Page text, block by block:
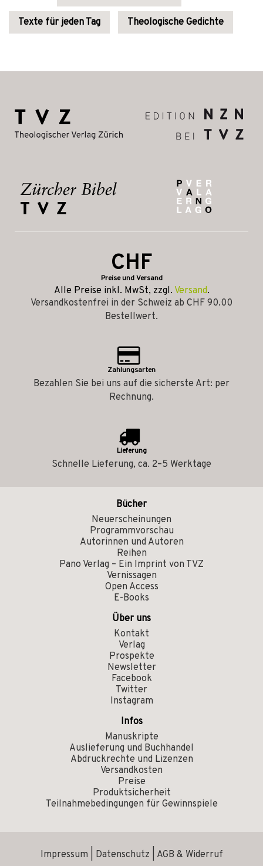
Texte für jeden Tag Theologische Gedichte
CHF
Preise und Versand
Alle Preise inkl. MwSt, zzgl. Versand.
Versandkostenfrei in der Schweiz ab CHF 90.00
Bestellwert.
Zahlungsarten
Bezahlen Sie bei uns auf die sicherste Art: per
Rechnung.
Lieferung
Schnelle Lieferung, ca. 2–5 Werktage
Bücher
Neuerscheinungen
Programmvorschau
Autorinnen und Autoren
Reihen
Pano Verlag – Ein Imprint von TVZ
Vernissagen
Open Access
E-Books
Über uns
Kontakt
Verlag
Prospekte
Newsletter
Facebook
Twitter
Instagram
Infos
Manuskripte
Auslieferung und Buchhandel
Abdruckrechte und Lizenzen
Versandkosten
Preise
Produktsicherheit
Teilnahmebedingungen für Gewinnspiele
Impressum Datenschutz AGB & Widerruf